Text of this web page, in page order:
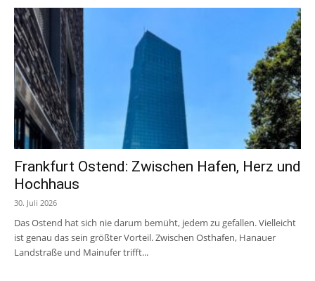
Frankfurt Ostend: Zwischen Hafen, Herz und
Hochhaus
30. Juli 2026
Das Ostend hat sich nie darum bemüht, jedem zu gefallen. Vielleicht
ist genau das sein größter Vorteil. Zwischen Osthafen, Hanauer
Landstraße und Mainufer trifft...